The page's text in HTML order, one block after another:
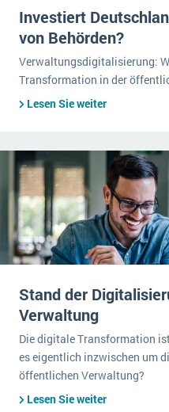
Investiert
von Behörden?
Verwaltungsdigitalisierung:
Transformation in der
Lesen Sie weiter
Stand der
Verwaltung
Die digitale Transformation
es eigentlich inzwischen um
öffentlichen Verwaltung?
Lesen Sie weiter